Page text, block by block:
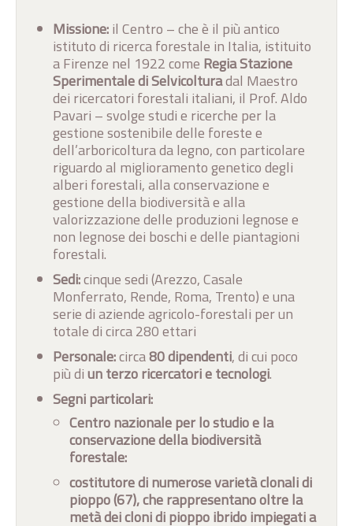
Missione:il Centro – che è il più antico
istituto di ricerca forestale in Italia, istituito
a Firenze nel 1922 come Regia Stazione
Sperimentale di Selvicolturadal Maestro
dei ricercatori forestali italiani, il Prof. Aldo
Pavari – svolge studi e ricerche per la
gestione sostenibile delle foreste e
dell’arboricoltura da legno, con particolare
riguardo al miglioramento genetico degli
alberi forestali, alla conservazione e
gestione della biodiversità e alla
valorizzazione delle produzioni legnose e
non legnose dei boschi e delle piantagioni
forestali.
Sedi:cinque sedi (Arezzo, Casale
Monferrato, Rende, Roma, Trento) e una
serie di aziende agricolo-forestali per un
totale di circa 280 ettari
Personale:circa80 dipendenti, di cui poco
più diun terzo ricercatori e tecnologi.
Segni particolari:
Centro nazionale per lo studio e la
conservazione della biodiversità
forestale:
costitutore di numerose varietà clonali di
pioppo (67), che rappresentano oltre la
metà dei cloni di pioppo ibrido impiegati a